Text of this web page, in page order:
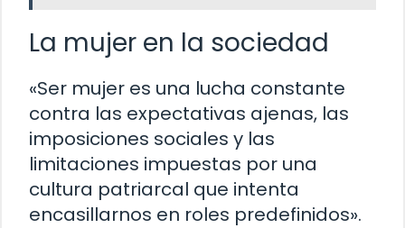
La mujer en la sociedad
«Ser mujer es una lucha constante
contra las expectativas ajenas, las
imposiciones sociales y las
limitaciones impuestas por una
cultura patriarcal que intenta
encasillarnos en roles predefinidos».